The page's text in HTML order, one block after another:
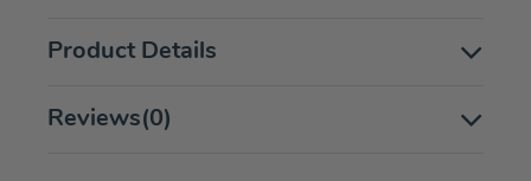
Product Details
Reviews(0)